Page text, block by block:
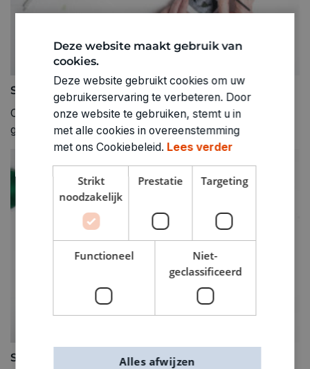
Stap 4
Open je aquarelpallet, maak je penseel nat en meng de
gewenste kleuren op je mengpallet.
Stap 5
Deze website maakt gebruik van
cookies.
Deze website gebruikt cookies om uw
gebruikerservaring te verbeteren. Door
onze website te gebruiken, stemt u in
met alle cookies in overeenstemming
met ons Cookiebeleid. Lees verder
Strikt
noodzakelijk
Prestatie Targeting
Functioneel
Niet-
geclassificeerd
Alles afwijzen